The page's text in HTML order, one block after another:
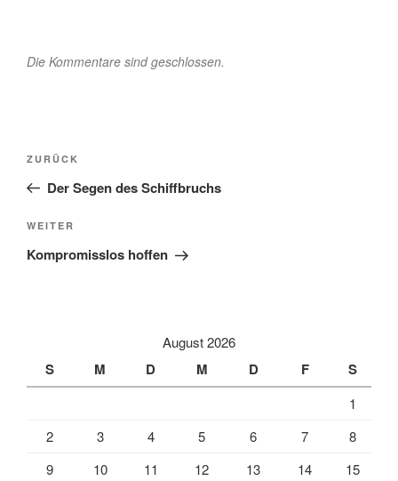
Die Kommentare sind geschlossen.
Beitragsnavigation
Vorheriger
Beitrag
ZURÜCK
Der Segen des Schiffbruchs
Nächster
Beitrag
WEITER
Kompromisslos hoffen
August 2026
S M D M D F S
1
2
3 4 5 6 7
8
9
10 11 12 13 14
15